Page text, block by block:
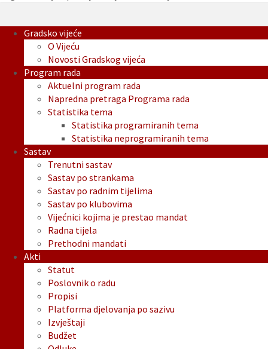
Gradsko vijeće
O Vijeću
Novosti Gradskog vijeća
Program rada
Aktuelni program rada
Napredna pretraga Programa rada
Statistika tema
Statistika programiranih tema
Statistika neprogramiranih tema
Sastav
Trenutni sastav
Sastav po strankama
Sastav po radnim tijelima
Sastav po klubovima
Vijećnici kojima je prestao mandat
Radna tijela
Prethodni mandati
Akti
Statut
Poslovnik o radu
Propisi
Platforma djelovanja po sazivu
Izvještaji
Budžet